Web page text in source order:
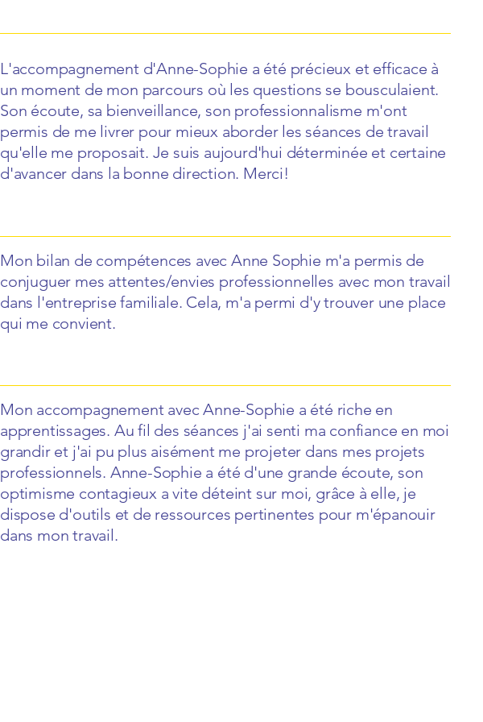
L'accompagnement d'Anne-Sophie a été précieux et efficace à
un moment de mon parcours où les questions se bousculaient.
Son écoute, sa bienveillance, son professionnalisme m'ont
permis de me livrer pour mieux aborder les séances de travail
qu'elle me proposait. Je suis aujourd'hui déterminée et certaine
d'avancer dans la bonne direction. Merci!
Mon bilan de compétences avec Anne Sophie m'a permis de
conjuguer mes attentes/envies professionnelles avec mon travail
dans l'entreprise familiale. Cela, m'a permi d'y trouver une place
qui me convient.
Mon accompagnement avec Anne-Sophie a été riche en
apprentissages. Au fil des séances j'ai senti ma confiance en moi
grandir et j'ai pu plus aisément me projeter dans mes projets
professionnels. Anne-Sophie a été d'une grande écoute, son
optimisme contagieux a vite déteint sur moi, grâce à elle, je
dispose d'outils et de ressources pertinentes pour m'épanouir
dans mon travail.